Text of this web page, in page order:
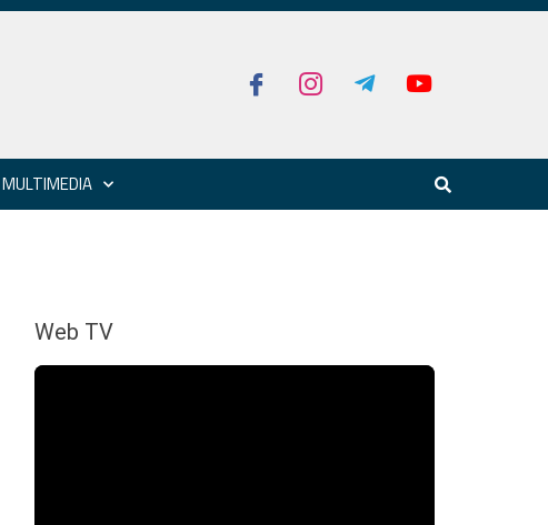
MULTIMEDIA
Web TV